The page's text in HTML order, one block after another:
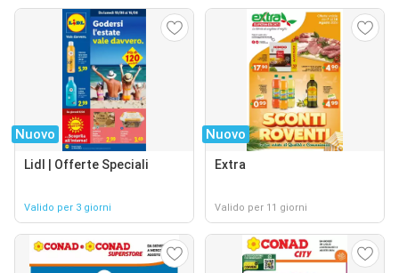
Nuovo
Lidl | Offerte Speciali
Valido per 3 giorni
Nuovo
Extra
Valido per 11 giorni